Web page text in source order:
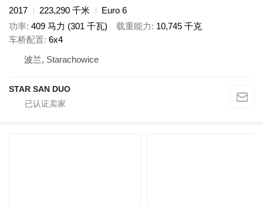
2017
223,290 千米
Euro 6
功率 409 马力 (301 千瓦) 载重能力
10,745 千克
车桥配置 6x4
波兰, Starachowice
STAR SAN DUO